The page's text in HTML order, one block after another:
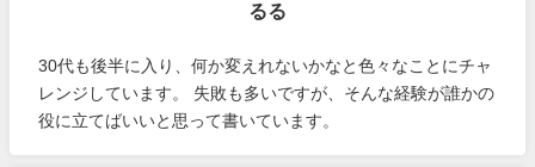
るる
30代も後半に入り、何か変えれないかなと色々なことにチャ
レンジしています。 失敗も多いですが、そんな経験が誰かの
役に立てばいいと思って書いています。